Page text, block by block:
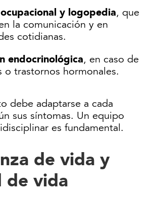
y logopedia, que
la comunicación y en
cotidianas.
endocrinológica, en caso de
o trastornos hormonales.
debe adaptarse a cada
sus síntomas. Un equipo
es fundamental.
de vida y
de vida